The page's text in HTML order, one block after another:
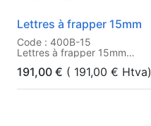
Lettres à frapper 15mm
Code : 400B-15
Lettres à frapper 15mm
191,00 € ( 191,00 € Htva)